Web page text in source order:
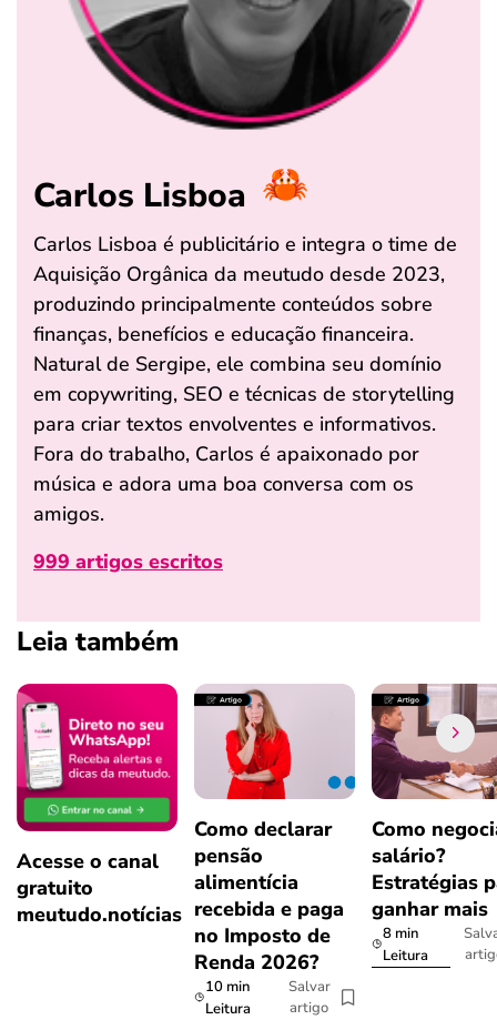
Carlos Lisboa
Carlos Lisboa é publicitário e integra o time de
Aquisição Orgânica da meutudo desde 2023,
produzindo principalmente conteúdos sobre
finanças, benefícios e educação financeira.
Natural de Sergipe, ele combina seu domínio
em copywriting, SEO e técnicas de storytelling
para criar textos envolventes e informativos.
Fora do trabalho, Carlos é apaixonado por
música e adora uma boa conversa com os
amigos.
999 artigos escritos
Leia também
Acesse o canal
gratuito
meutudo.notícias
Como declarar
pensão
alimentícia
recebida e paga
no Imposto de
Renda 2026?
10 min
Leitura
Salvar
artigo
Como
salário?
Estratégias
ganhar mais
8 min
Leitura